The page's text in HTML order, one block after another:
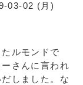
03-02 (月)
ルモンドで
さんに言われ
しました。な